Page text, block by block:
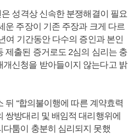
성격상 신속한 분쟁해결이 필요
운 주장이 기존 주장과 크게 다르
여 기간동안 다수의 증인과 본인
제출된 증거로도 2심의 심리는 충
개신청을 받아들이지 않는다고 밝
뒤 “합의불이행에 따른 계약효력
쌍방대리 및 배임적 대리행위에
다툼이 충분히 심리되지 못했